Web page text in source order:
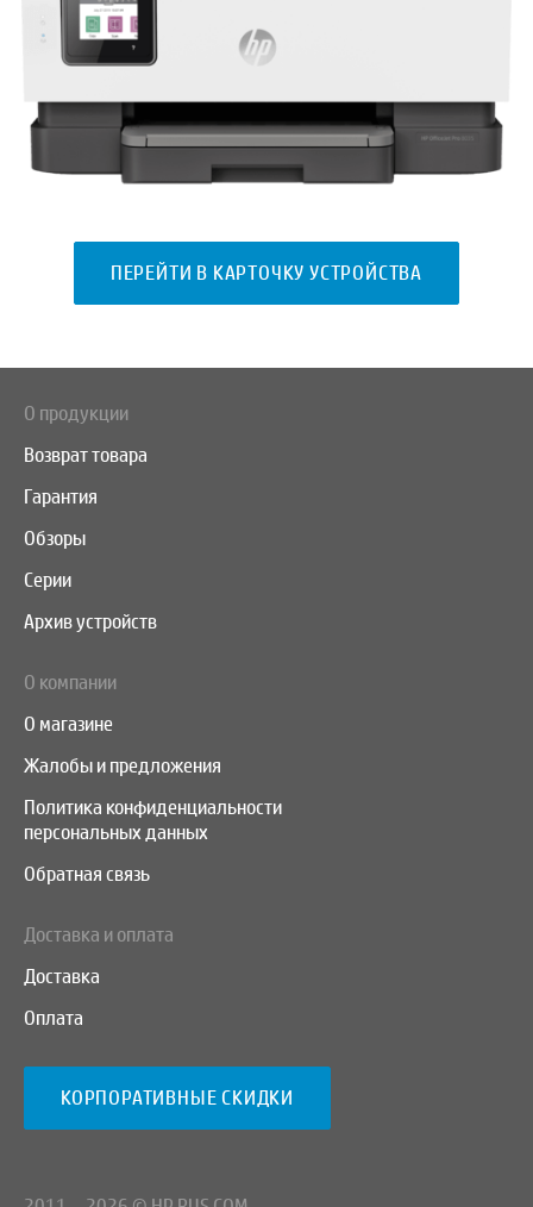
ПЕРЕЙТИ В КАРТОЧКУ УСТРОЙСТВА
О продукции
Возврат товара
Гарантия
Обзоры
Серии
Архив устройств
О компании
О магазине
Жалобы и предложения
Политика конфиденциальности
персональных данных
Обратная связь
Доставка и оплата
Доставка
Оплата
КОРПОРАТИВНЫЕ СКИДКИ